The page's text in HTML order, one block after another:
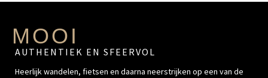
MOOI
AUTHENTIEK EN SFEERVOL
Heerlijk wandelen, fietsen en daarna neerstrijken op een van de